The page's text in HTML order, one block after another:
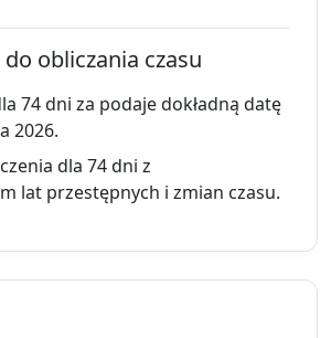
za
dni
9.10.2026
6.06.2026
dni
64
obliczania czasu
74 dni za podaje dokładną datę
2026.
dla 74 dni z
lat przestępnych i zmian czasu.